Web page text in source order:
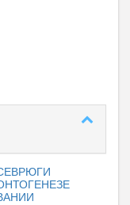
ОНТОГЕНЕЗЕ